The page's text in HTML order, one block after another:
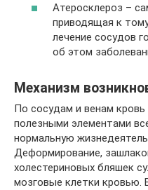
Атеросклероз –
приводящая к
лечение сосудов
об этом
Механизм
По сосудам и венам
полезными элементами
нормальную
Деформирование,
холестериновых бляшек
мозговые клетки кровью.